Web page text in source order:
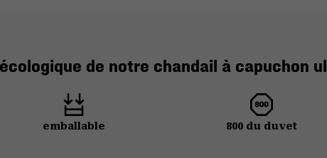
de notre chandail à capuchon
emballable 800 du duvet